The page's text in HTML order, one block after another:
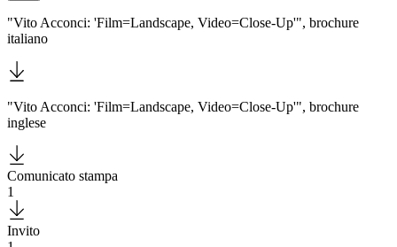
il
tuo
Whistleblowing
Sostieni
EN
"Vito Acconci: 'Film=Landscape, Video=Close-Up'", brochure
italiano
"Vito Acconci: 'Film=Landscape, Video=Close-Up'", brochure
inglese
Comunicato stampa
1
Download
Invito